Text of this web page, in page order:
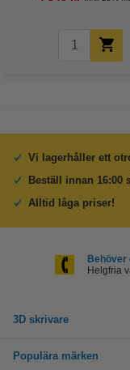
Vi lagerhåller ett
Beställ innan 16:00
Alltid låga priser!
Behöver
Helgfria
3D skrivare
Populära märken